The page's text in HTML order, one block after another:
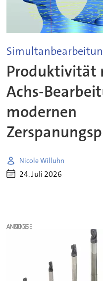
Produktivität
Achs-
modernen
Nicole Willuhn
24. Juli 2026
ANZEIGE